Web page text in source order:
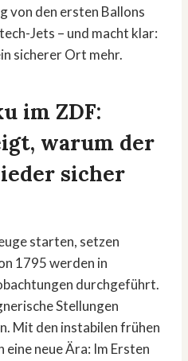
von den ersten Ballons
Jets – und macht klar:
sicherer Ort mehr.
im ZDF:
warum der
sicher
starten, setzen
1795 werden in
durchgeführt.
Stellungen
Mit den instabilen frühen
eine neue Ära: Im Ersten